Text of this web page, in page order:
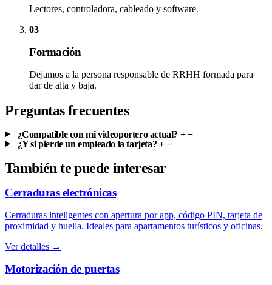
Lectores, controladora, cableado y software.
03
Formación
Dejamos a la persona responsable de RRHH formada para
dar de alta y baja.
Preguntas frecuentes
¿Compatible con mi videoportero actual? + −
¿Y si pierde un empleado la tarjeta? + −
También te puede interesar
Cerraduras electrónicas
Cerraduras inteligentes con apertura por app, código PIN, tarjeta de
proximidad y huella. Ideales para apartamentos turísticos y oficinas.
Ver detalles →
Motorización de puertas